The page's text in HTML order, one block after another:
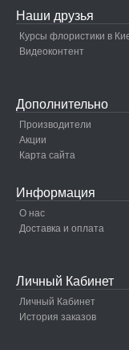
Наши друзья
Курсы флористики в
Видеоконтент
Дополнительно
Производители
Акции
Карта сайта
Информация
О нас
Доставка и оплата
Личный Кабинет
Личный Кабинет
История заказов